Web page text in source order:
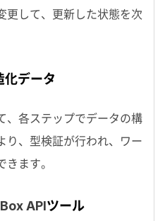
更して、更新した状態を次
化データ
、各ステップでデータの構
り、型検証が行われ、ワー
ます。
Box APIツール